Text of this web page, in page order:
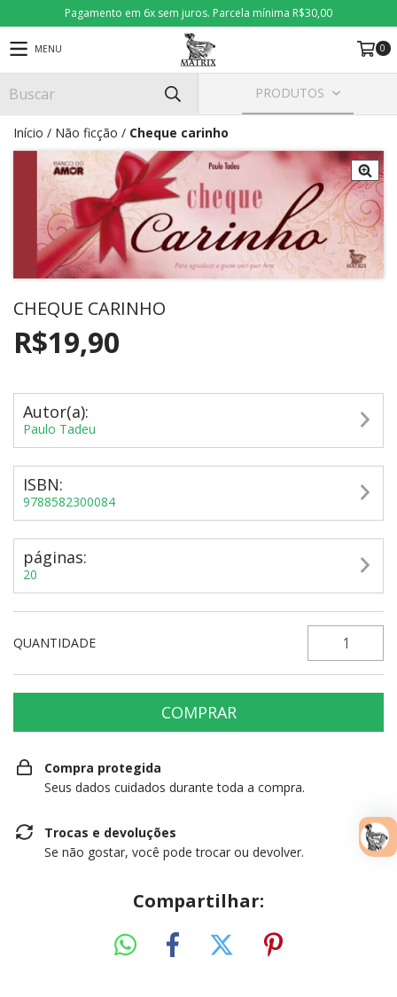
Pagamento em 6x sem juros. Parcela mínima R$30,00
MENU 0
PRODUTOS
Início / Não ficção / Cheque carinho
CHEQUE CARINHO
R$19,90
Autor(a):
Paulo Tadeu
ISBN:
9788582300084
páginas:
20
QUANTIDADE
Compra protegida
Seus dados cuidados durante toda a compra.
Trocas e devoluções
Se não gostar, você pode trocar ou devolver.
Compartilhar: